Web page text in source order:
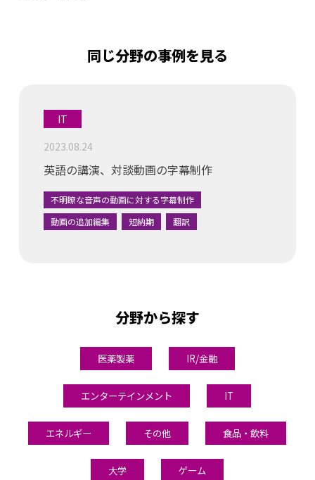
同じ分野の事例を見る
IT
2023.08.24
英語の講演、対談動画の字幕制作
不明瞭な音声の動画に対する字幕制作
動画の追加編集
短納期 翻訳
分野から探す
医薬製薬 IR/金融
エンターテインメント IT
エネルギー その他 食品・飲料
大学 ゲーム